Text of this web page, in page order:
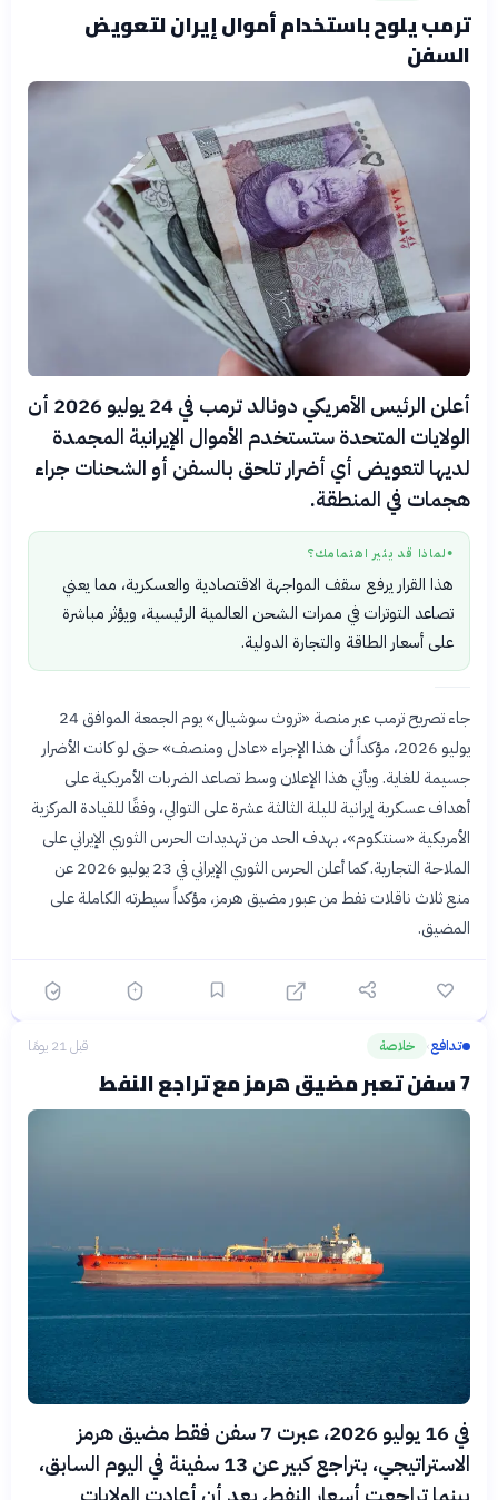
ترمب يلوح باستخدام أموال إيران لتعويض
السفن
أعلن الرئيس الأمريكي دونالد ترمب في 24 يوليو 2026 أن
الولايات المتحدة ستستخدم الأموال الإيرانية المجمدة
لديها لتعويض أي أضرار تلحق بالسفن أو الشحنات جراء
هجمات في المنطقة.
● لماذا قد يثير اهتمامك؟
هذا القرار يرفع سقف المواجهة الاقتصادية والعسكرية، مما يعني
تصاعد التوترات في ممرات الشحن العالمية الرئيسية، ويؤثر مباشرة
على أسعار الطاقة والتجارة الدولية.
جاء تصريح ترمب عبر منصة «تروث سوشيال» يوم الجمعة الموافق 24
يوليو 2026، مؤكداً أن هذا الإجراء «عادل ومنصف» حتى لو كانت الأضرار
جسيمة للغاية. ويأتي هذا الإعلان وسط تصاعد الضربات الأمريكية على
أهداف عسكرية إيرانية لليلة الثالثة عشرة على التوالي، وفقًا للقيادة المركزية
الأمريكية «سنتكوم»، بهدف الحد من تهديدات الحرس الثوري الإيراني على
الملاحة التجارية. كما أعلن الحرس الثوري الإيراني في 23 يوليو 2026 عن
منع ثلاث ناقلات نفط من عبور مضيق هرمز، مؤكداً سيطرته الكاملة على
المضيق.
تدافع› خلاصة قبل 21 يومًا
7 سفن تعبر مضيق هرمز مع تراجع النفط
في 16 يوليو 2026، عبرت 7 سفن فقط مضيق هرمز
الاستراتيجي، بتراجع كبير عن 13 سفينة في اليوم السابق،